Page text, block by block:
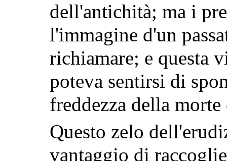
dell'antichità; ma i
l'immagine d'un
richiamare; e questa
poteva sentirsi di
freddezza della
Questo zelo
vantaggio di